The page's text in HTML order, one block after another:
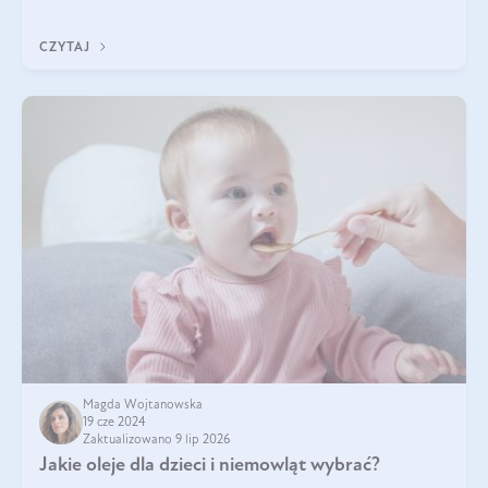
CZYTAJ
Magda Wojtanowska
19 cze 2024
Zaktualizowano 9 lip 2026
Jakie oleje dla dzieci i niemowląt wybrać?